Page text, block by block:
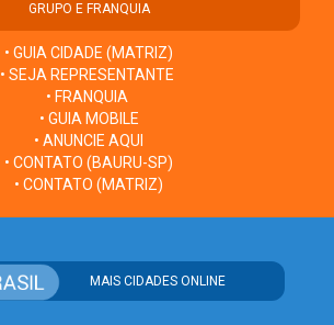
GRUPO E FRANQUIA
• GUIA CIDADE (MATRIZ)
• SEJA REPRESENTANTE
• FRANQUIA
• GUIA MOBILE
• ANUNCIE AQUI
• CONTATO (BAURU-SP)
• CONTATO (MATRIZ)
MAIS CIDADES ONLINE